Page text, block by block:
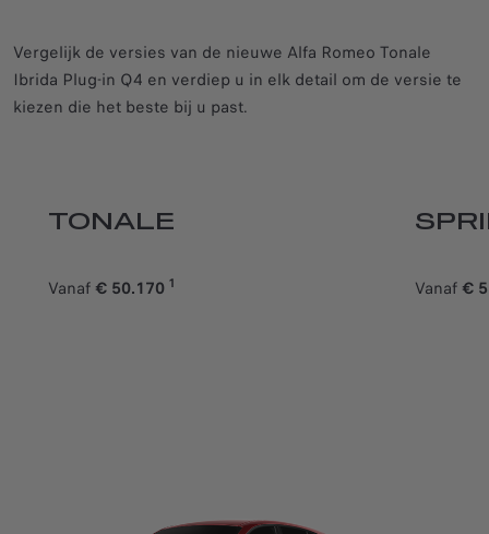
Vergelijk de versies van de nieuwe Alfa Romeo Tonale
Ibrida Plug-in Q4 en verdiep u in elk detail om de versie te
kiezen die het beste bij u past.
TONALE
Vanaf € 50.170 1 Vanaf €